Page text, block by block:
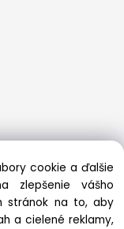
cookie a ďalšie
zlepšenie vášho
stránok na to, aby
a cielené reklamy,